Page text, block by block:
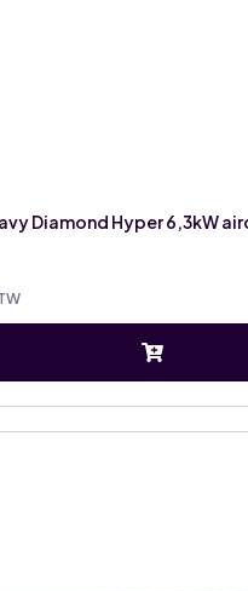
Diamond Hyper 6,3kW